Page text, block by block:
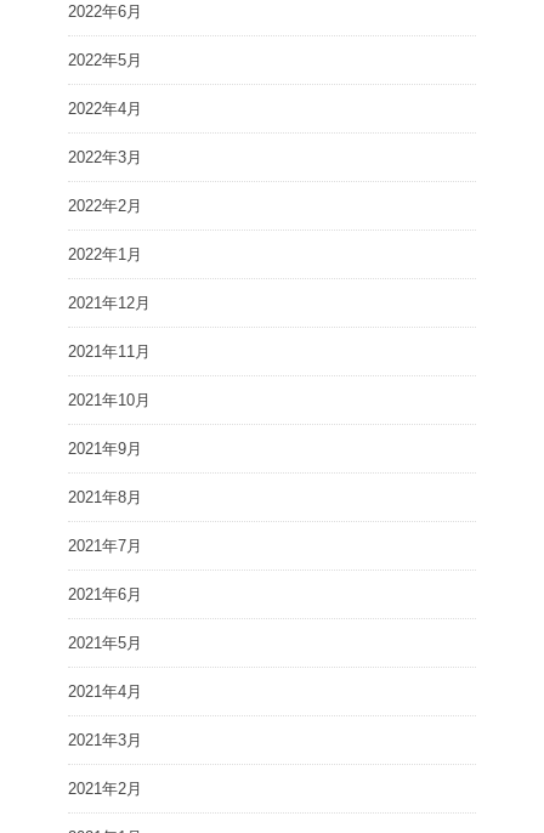
2022年6月
2022年5月
2022年4月
2022年3月
2022年2月
2022年1月
2021年12月
2021年11月
2021年10月
2021年9月
2021年8月
2021年7月
2021年6月
2021年5月
2021年4月
2021年3月
2021年2月